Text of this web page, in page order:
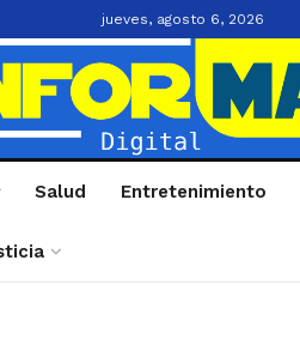
jueves, agosto 6, 2026
Salud Entretenimiento